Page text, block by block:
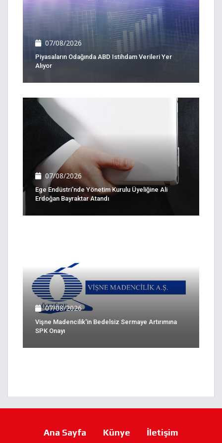
07/08/2026
Piyasaların Odağında ABD Istihdam Verileri Yer
Alıyor
07/08/2026
Ege Endüstri'nde Yönetim Kurulu Üyeliğine Ali
Erdoğan Bayraktar Atandı
07/08/2026
Vişne Madencilik'in Bedelsiz Sermaye Artırımına
SPK Onayı
Ana Sayfa Künye İletişim